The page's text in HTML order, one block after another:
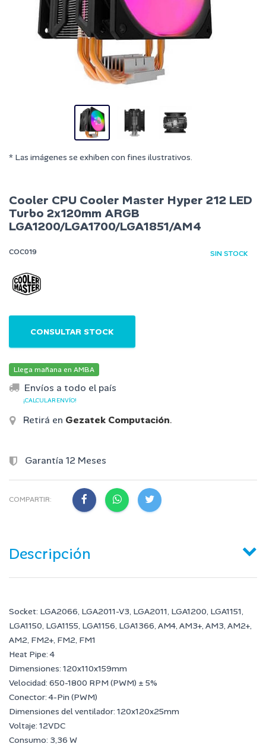
* Las imágenes se exhiben con fines ilustrativos.
Cooler CPU Cooler Master Hyper 212 LED
Turbo 2x120mm ARGB
LGA1200/LGA1700/LGA1851/AM4
COC019 SIN STOCK
CONSULTAR STOCK
Llega mañana en AMBA
Envíos a todo el país
¡CALCULAR ENVÍO!
Retirá en Gezatek Computación.
Garantía 12 Meses
COMPARTIR:
Descripción
Socket: LGA2066, LGA2011-V3, LGA2011, LGA1200, LGA1151,
LGA1150, LGA1155, LGA1156, LGA1366, AM4, AM3+, AM3, AM2+,
AM2, FM2+, FM2, FM1
Heat Pipe: 4
Dimensiones: 120x110x159mm
Velocidad: 650-1800 RPM (PWM) ± 5%
Conector: 4-Pin (PWM)
Dimensiones del ventilador: 120x120x25mm
Voltaje: 12VDC
Consumo: 3,36 W